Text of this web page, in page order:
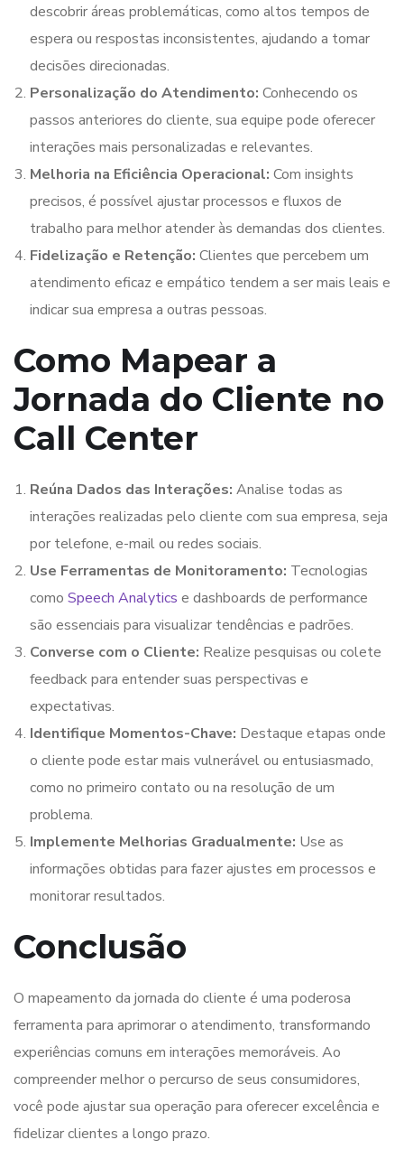
descobrir áreas problemáticas, como altos tempos de
espera ou respostas inconsistentes, ajudando a tomar
decisões direcionadas.
Personalização do Atendimento: Conhecendo os
passos anteriores do cliente, sua equipe pode oferecer
interações mais personalizadas e relevantes.
Melhoria na Eficiência Operacional: Com insights
precisos, é possível ajustar processos e fluxos de
trabalho para melhor atender às demandas dos clientes.
Fidelização e Retenção: Clientes que percebem um
atendimento eficaz e empático tendem a ser mais leais e
indicar sua empresa a outras pessoas.
Como Mapear a
Jornada do Cliente no
Call Center
Reúna Dados das Interações: Analise todas as
interações realizadas pelo cliente com sua empresa, seja
por telefone, e-mail ou redes sociais.
Use Ferramentas de Monitoramento: Tecnologias
como Speech Analytics e dashboards de performance
são essenciais para visualizar tendências e padrões.
Converse com o Cliente: Realize pesquisas ou colete
feedback para entender suas perspectivas e
expectativas.
Identifique Momentos-Chave: Destaque etapas onde
o cliente pode estar mais vulnerável ou entusiasmado,
como no primeiro contato ou na resolução de um
problema.
Implemente Melhorias Gradualmente: Use as
informações obtidas para fazer ajustes em processos e
monitorar resultados.
Conclusão
O mapeamento da jornada do cliente é uma poderosa
ferramenta para aprimorar o atendimento, transformando
experiências comuns em interações memoráveis. Ao
compreender melhor o percurso de seus consumidores,
você pode ajustar sua operação para oferecer excelência e
fidelizar clientes a longo prazo.